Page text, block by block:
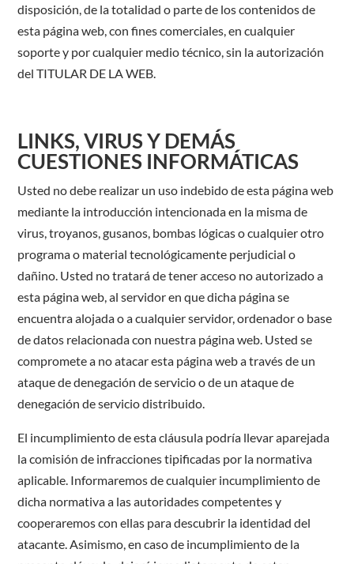
disposición, de la totalidad o parte de los contenidos de
esta página web, con fines comerciales, en cualquier
soporte y por cualquier medio técnico, sin la autorización
del TITULAR DE LA WEB.
LINKS, VIRUS Y DEMÁS
CUESTIONES INFORMÁTICAS
Usted no debe realizar un uso indebido de esta página web
mediante la introducción intencionada en la misma de
virus, troyanos, gusanos, bombas lógicas o cualquier otro
programa o material tecnológicamente perjudicial o
dañino. Usted no tratará de tener acceso no autorizado a
esta página web, al servidor en que dicha página se
encuentra alojada o a cualquier servidor, ordenador o base
de datos relacionada con nuestra página web. Usted se
compromete a no atacar esta página web a través de un
ataque de denegación de servicio o de un ataque de
denegación de servicio distribuido.
El incumplimiento de esta cláusula podría llevar aparejada
la comisión de infracciones tipificadas por la normativa
aplicable. Informaremos de cualquier incumplimiento de
dicha normativa a las autoridades competentes y
cooperaremos con ellas para descubrir la identidad del
atacante. Asimismo, en caso de incumplimiento de la